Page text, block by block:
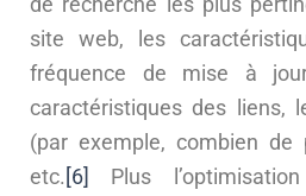
site web, les
fréquence de mise à
caractéristiques des liens,
(par exemple, combien de
etc. [6]
Plus